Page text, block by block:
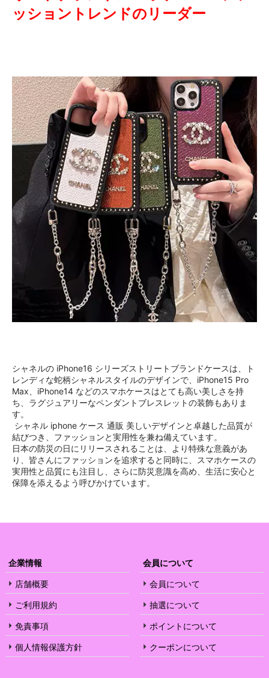
ッショントレンドのリーダー
シャネルの iPhone16 シリーズストリートブランドケースは、ト
レンディな蛇柄シャネルスタイルのデザインで、iPhone15 Pro
Max、iPhone14 などのスマホケースはとても高い美しさを持
ち、ラグジュアリーなペンダントブレスレットの装飾もありま
す。
シャネル iphone ケース 通販 美しいデザインと卓越した品質が
結びつき、ファッションと実用性を兼ね備えています。
日本の防災の日にリリースされることは、より特殊な意義があ
り、皆さんにファッションを追求すると同時に、スマホケースの
実用性と品質にも注目し、さらに防災意識を高め、生活に安心と
保障を添えるよう呼びかけています。
企業情報
店舗概要
ご利用規約
免責事項
個人情報保護方針
会員について
会員について
抽選について
ポイントについて
クーポンについて